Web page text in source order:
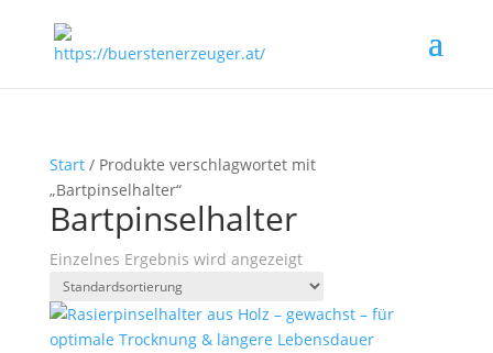
Start/ Produkte verschlagwortet mit
„Bartpinselhalter“
Bartpinselhalter
Einzelnes Ergebnis wird angezeigt